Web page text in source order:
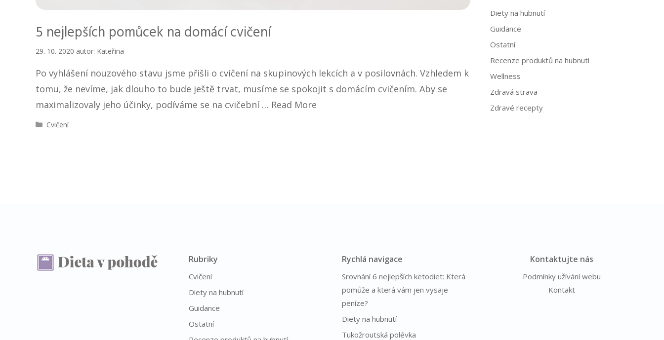
5 nejlepších pomůcek na domácí cvičení
29. 10. 2020 autor: Kateřina
Po vyhlášení nouzového stavu jsme přišli o cvičení na skupinových lekcích a v posilovnách. Vzhledem k
tomu, že nevíme, jak dlouho to bude ještě trvat, musíme se spokojit s domácím cvičením. Aby se
maximalizovaly jeho účinky, podíváme se na cvičební … Read More
R
Cvičení
Diety na hubnutí
Guidance
Ostatní
Recenze produktů na hubnutí
Wellness
Zdravá strava
Zdravé recepty
Rubriky
Cvičení
Diety na hubnutí
Guidance
Ostatní
Rychlá navigace
Srovnání 6 nejlepších ketodiet: Která
pomůže a která vám jen vysaje
peníze?
Diety na hubnutí
Tukožroutská polévka
Kontaktujte nás
Podmínky užívání webu
Kontakt